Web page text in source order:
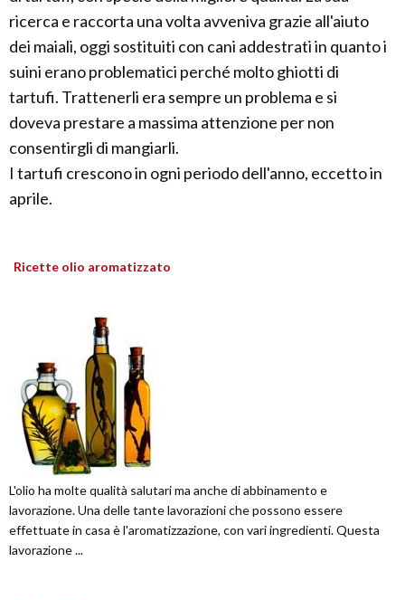
ricerca e raccorta una volta avveniva grazie all'aiuto
dei maiali, oggi sostituiti con cani addestrati in quanto i
suini erano problematici perché molto ghiotti di
tartufi. Trattenerli era sempre un problema e si
doveva prestare a massima attenzione per non
consentirgli di mangiarli.
I tartufi crescono in ogni periodo dell'anno, eccetto in
aprile.
Ricette olio aromatizzato
L'olio ha molte qualità salutari ma anche di abbinamento e
lavorazione. Una delle tante lavorazioni che possono essere
effettuate in casa è l'aromatizzazione, con vari ingredienti. Questa
lavorazione ...